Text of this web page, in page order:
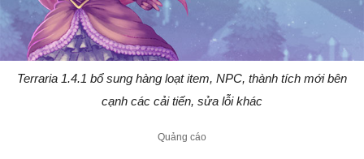
Terraria 1.4.1 bổ sung hàng loạt item, NPC, thành tích mới bên
cạnh các cải tiến, sửa lỗi khác